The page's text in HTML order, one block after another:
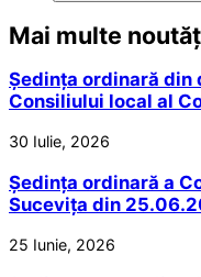
Mai multe
Ședința ordinară din
Consiliului local al
30 Iulie, 2026
Ședința ordinară a
Sucevița din
25 Iunie, 2026